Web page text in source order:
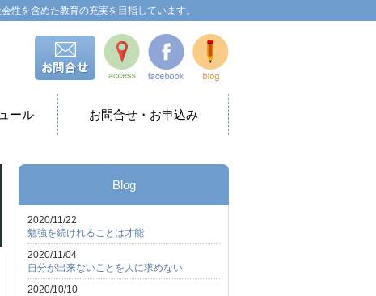
性を含めた教育の充実を目指しています。
ール お問合せ・お申込み
Blog
2020/11/22
勉強を続けれることは才能
2020/11/04
自分が出来ないことを人に求めない
2020/10/10